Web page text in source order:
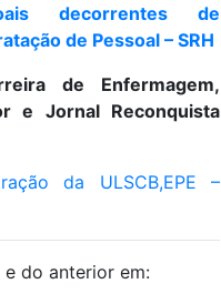
decorrentes de
de Pessoal – SRH
de Enfermagem,
e Jornal Reconquista
da ULSCB,EPE –
do anterior em: